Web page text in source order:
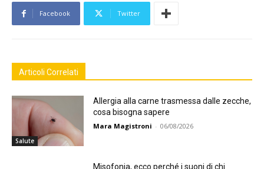
Facebook Twitter
Articoli Correlati
Salute
Allergia alla carne trasmessa dalle zecche,
cosa bisogna sapere
Mara Magistroni - 06/08/2026
Misofonia, ecco perché i suoni di chi